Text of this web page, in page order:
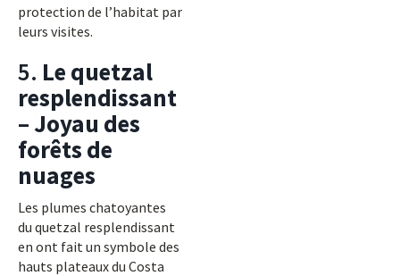
protection de l’habitat par
leurs visites.
5. Le quetzal
resplendissant
– Joyau des
forêts de
nuages
Les plumes chatoyantes
du quetzal resplendissant
en ont fait un symbole des
hauts plateaux du Costa